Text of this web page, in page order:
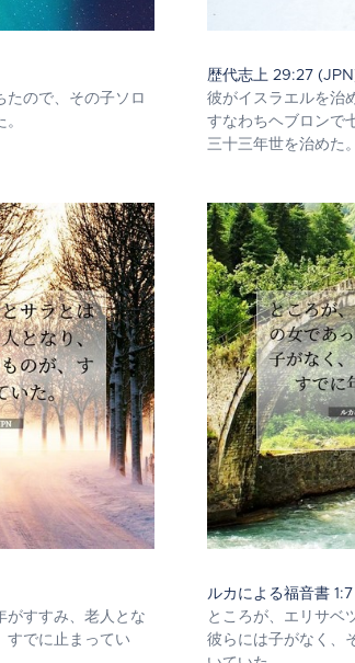
たので、その子ソロ
歴代志上 29:27
彼がイスラエルを治
すなわちヘブロンで
三十三年世を治めた。
がすすみ、老人とな
すでに止まってい
ルカによる福音書
ところが、エリサベ
彼らには子がなく、